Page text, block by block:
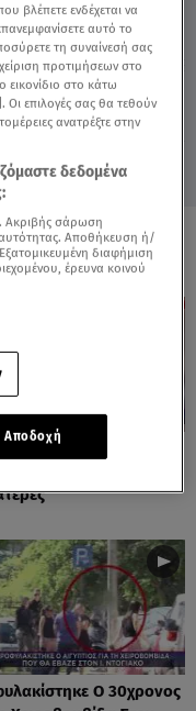
ΠΡΟΣΤΑΣΙΑΣ
Τα Διάσπαρτα Φυτίλια
Ο 30χρονος
βλέπετε ενδέχεται να
αυτό το
τη συναίνεσή σας
προτιμήσεων στο
στο κάτω
Οι επιλογές σας θα τεθούν
ανατρέξτε στην
δεδομένα
Ακριβής σάρωση
Αποθήκευση ή/
διαφήμιση
έρευνα κοινού
Αποδοχή